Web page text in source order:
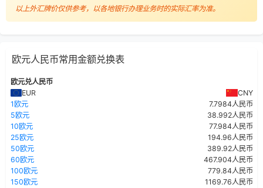
以上外汇牌价仅供参考，以各地银行办理业务时的实际汇率为准。
欧元人民币常用金额兑换表
欧元兑人民币
EUR
CNY
1欧元
7.7984人民币
5欧元
38.992人民币
10欧元
77.984人民币
25欧元
194.96人民币
50欧元
389.92人民币
60欧元
467.904人民币
100欧元
779.84人民币
150欧元
1169.76人民币